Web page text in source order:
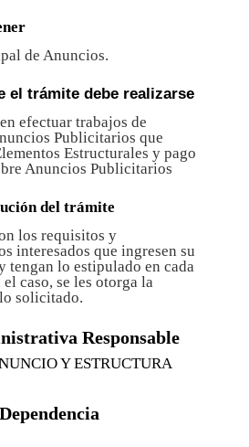
de Anuncios.
el trámite debe realizarse
efectuar trabajos de
Publicitarios que
Estructurales y pago
Anuncios Publicitarios
del trámite
los requisitos y
interesados que ingresen su
tengan lo estipulado en cada
caso, se les otorga la
solicitado.
Responsable
Y ESTRUCTURA